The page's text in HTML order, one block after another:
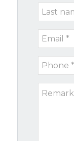
Last
name
Email
*
Phone
*
Remarks